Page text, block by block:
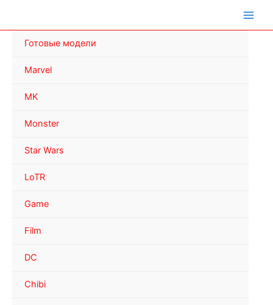
Готовые модели
Marvel
MK
Monster
Star Wars
LoTR
Game
Film
DC
Chibi